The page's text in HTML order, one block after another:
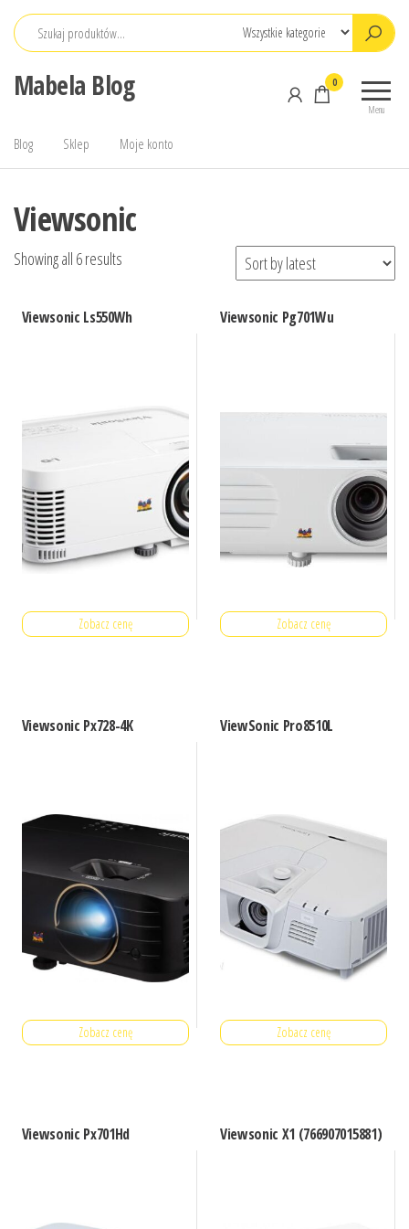
Przejdź
Mabela Blog
Menu
0
Blog Sklep Moje konto
Viewsonic
Showing all 6 results
Viewsonic Ls550Wh
Zobacz cenę
Viewsonic Pg701Wu
Zobacz cenę
Viewsonic Px728-4K
Zobacz cenę
ViewSonic Pro8510L
Zobacz cenę
Viewsonic Px701Hd Viewsonic X1 (766907015881)